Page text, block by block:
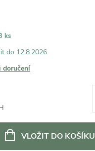
ks
12.8.2026
doručení
VLOŽIT DO KOŠÍKU